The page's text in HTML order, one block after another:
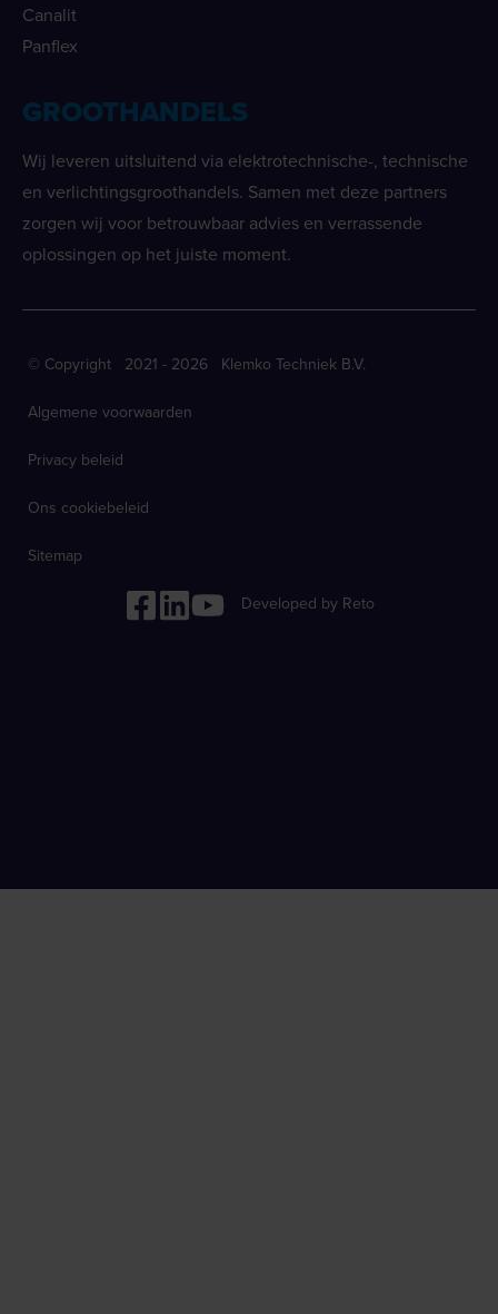
Canalit
Panflex
GROOTHANDELS
Wij leveren uitsluitend via elektrotechnische-, technische
en verlichtingsgroothandels. Samen met deze partners
zorgen wij voor betrouwbaar advies en verrassende
oplossingen op het juiste moment.
© Copyright 2021 - 2026 Klemko Techniek B.V.
Algemene voorwaarden
Privacy beleid
Ons cookiebeleid
Sitemap
Developed by Reto